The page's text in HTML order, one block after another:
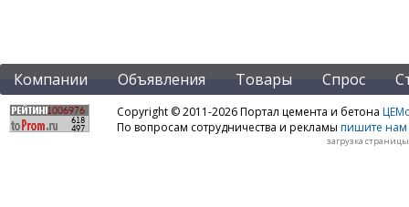
Компании Объявления Товары Спрос
Copyright © 2011-2026 Портал цемента и бетона
По вопросам сотрудничества и рекламы пишите нам
загрузка